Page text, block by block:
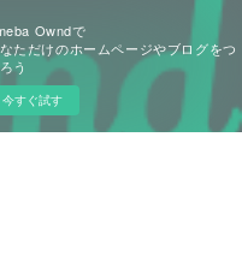
Owndで
ただけのホームページやブログをつ
う
今すぐ試す